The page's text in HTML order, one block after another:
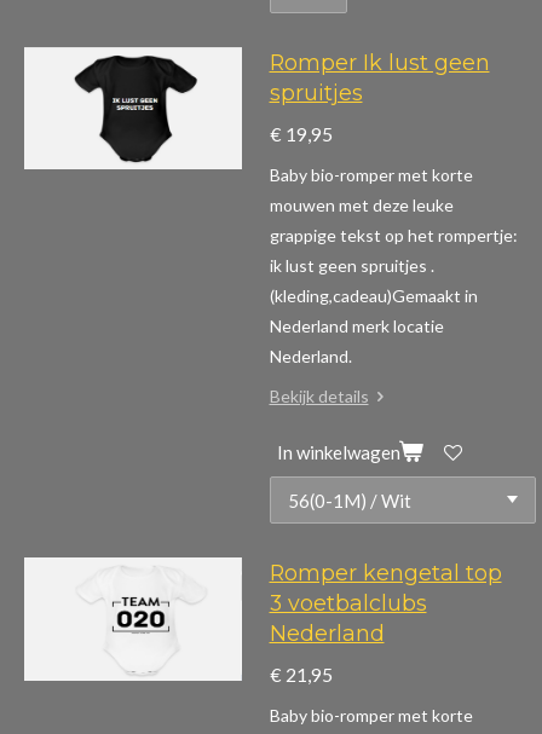
Romper Ik lust geen
spruitjes
€ 19,95
Baby bio-romper met korte
mouwen met deze leuke
grappige tekst op het rompertje:
ik lust geen spruitjes .
(kleding,cadeau)Gemaakt in
Nederland merk locatie
Nederland.
Bekijk details
In winkelwagen
Romper kengetal top
3 voetbalclubs
Nederland
€ 21,95
Baby bio-romper met korte